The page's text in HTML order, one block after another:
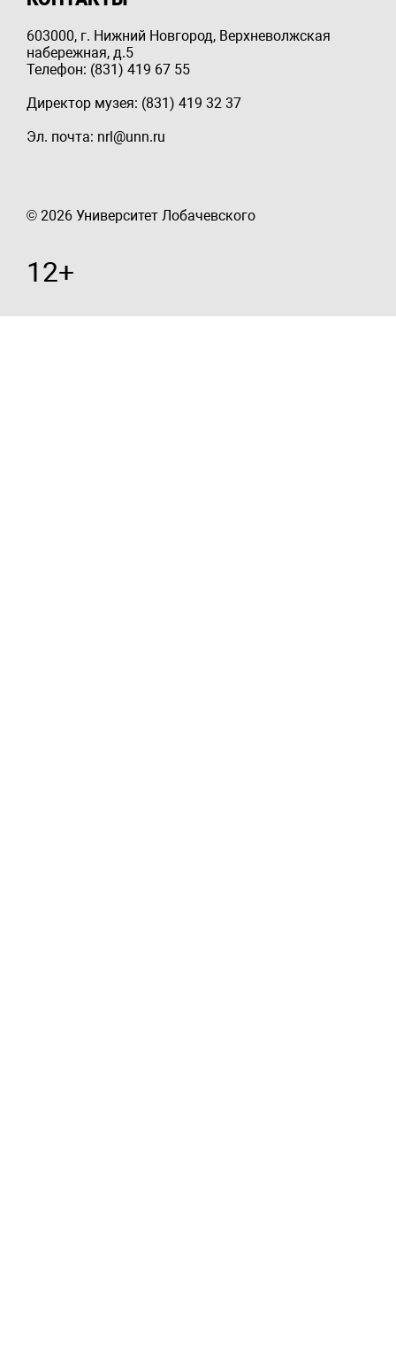
603000, г. Нижний Новгород, Верхневолжская
набережная, д.5
Телефон: (831) 419 67 55
Директор музея: (831) 419 32 37
Эл. почта: nrl@unn.ru
© 2026 Университет Лобачевского
12+